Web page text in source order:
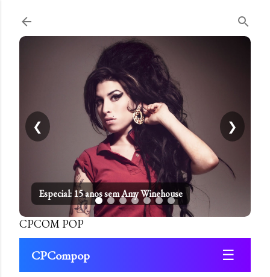
Especial: 15 anos sem Amy Winehouse
❮ ❯
CPCOM POP
CPCompop ☰